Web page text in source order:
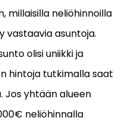
millaisilla neliöhinnoilla
vastaavia asuntoja.
olisi uniikki ja
hintoja tutkimalla saat
Jos yhtään alueen
neliöhinnalla